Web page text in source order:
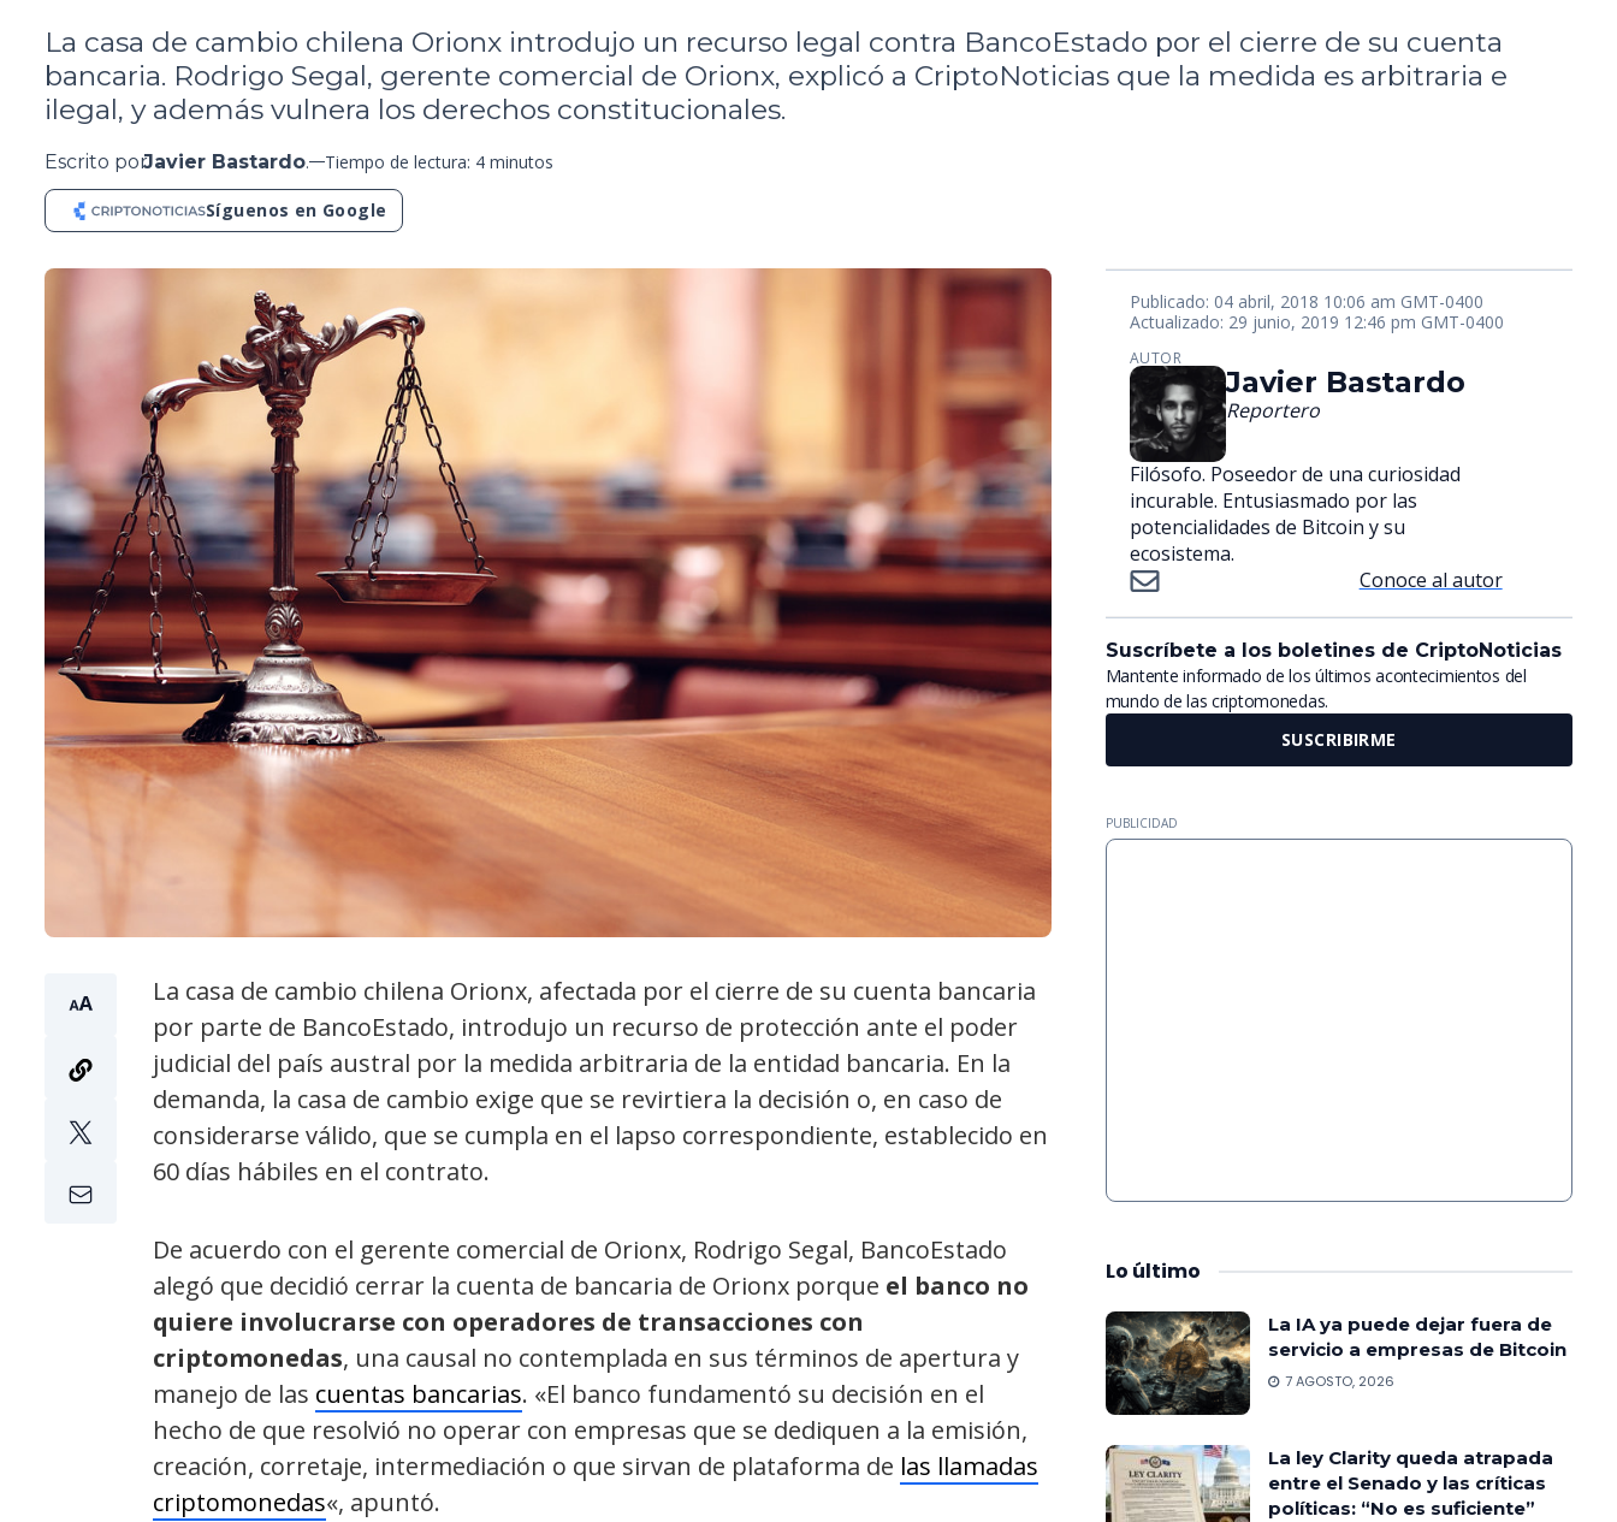
La casa de cambio chilena Orionx introdujo un recurso legal contra BancoEstado por el cierre de su cuenta
bancaria. Rodrigo Segal, gerente comercial de Orionx, explicó a CriptoNoticias que la medida es arbitraria e
ilegal, y además vulnera los derechos constitucionales.
Escrito porJavier Bastardo. Tiempo de lectura: 4 minutos
Síguenos en Google
La casa de cambio chilena Orionx, afectada por el cierre de su cuenta bancaria
por parte de BancoEstado, introdujo un recurso de protección ante el poder
judicial del país austral por la medida arbitraria de la entidad bancaria. En la
demanda, la casa de cambio exige que se revirtiera la decisión o, en caso de
considerarse válido, que se cumpla en el lapso correspondiente, establecido en
60 días hábiles en el contrato.
De acuerdo con el gerente comercial de Orionx, Rodrigo Segal, BancoEstado
alegó que decidió cerrar la cuenta de bancaria de Orionx porque el banco no
quiere involucrarse con operadores de transacciones con
criptomonedas, una causal no contemplada en sus términos de apertura y
manejo de las cuentas bancarias. «El banco fundamentó su decisión en el
hecho de que resolvió no operar con empresas que se dediquen a la emisión,
creación, corretaje, intermediación o que sirvan de plataforma de las llamadas
criptomonedas«, apuntó.
Publicado: 04 abril, 2018 10:06 am GMT-0400
Actualizado: 29 junio, 2019 12:46 pm GMT-0400
AUTOR
Javier Bastardo
Reportero
Filósofo. Poseedor de una curiosidad
incurable. Entusiasmado por las
potencialidades de Bitcoin y su
ecosistema.
Conoce al autor
Suscríbete a los boletines de CriptoNoticias
Mantente informado de los últimos acontecimientos del
mundo de las criptomonedas.
SUSCRIBIRME
PUBLICIDAD
Lo último
La IA ya puede dejar fuera de
servicio a empresas de Bitcoin
7 AGOSTO, 2026
La ley Clarity queda atrapada
entre el Senado y las críticas
políticas: “No es suficiente”